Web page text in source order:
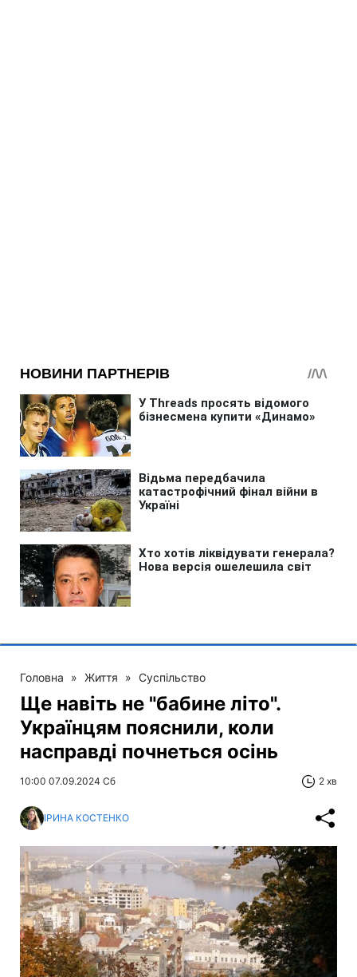
Головна » Життя » Суспільство
Ще навіть не "бабине літо".
Українцям пояснили, коли
насправді почнеться осінь
10:00 07.09.2024 Сб 2 хв
ІРИНА КОСТЕНКО